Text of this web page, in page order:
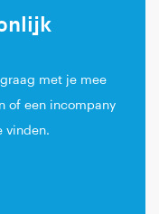
met je mee
of een incompany
vinden.